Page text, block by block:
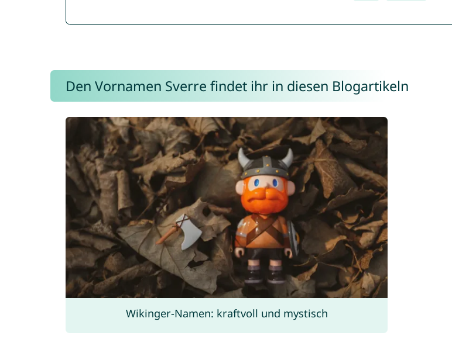
Den Vornamen Sverre findet ihr in diesen Blogartikeln
Wikinger-Namen: kraftvoll und mystisch